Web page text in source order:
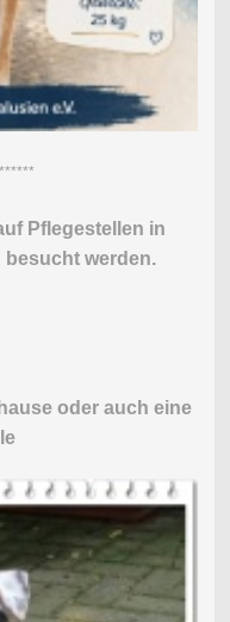
Pflegestellen in
werden.
oder auch eine